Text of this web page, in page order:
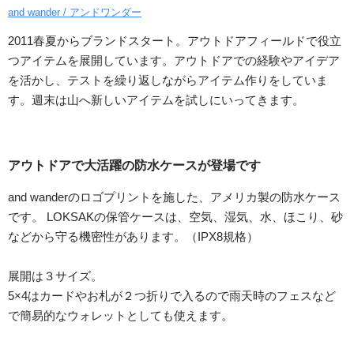
and wander / アンドワンダー
2011春夏からブランドスタート。アウトドアフィールドで役立
つアイテムを展開しています。アウトドアでの経験やアイデア
を活かし、テストを繰り返しながらアイテム作りをしていま
す。週末は山へ新しいアイテムを試しにいってきます。
アウトドアで大活躍の防水ケースが登場です
and wanderのロゴプリントを施した、アメリカ製の防水ケース
です。 LOKSAKの保管ケースは、空気、湿気、水、ほこり、砂
などから守る機密性があります。（IPX8規格）
展開は３サイズ。
5×4はカードやお札が２つ折りで入るので雨天時のフェスなど
で簡易的なウォレットとしても使えます。